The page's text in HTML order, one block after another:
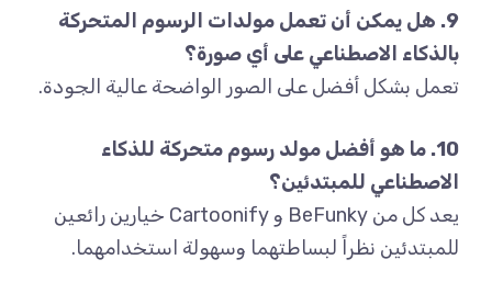
9. هل يمكن أن تعمل مولدات الرسوم المتحركة
بالذكاء الاصطناعي على أي صورة؟
تعمل بشكل أفضل على الصور الواضحة عالية الجودة.
10. ما هو أفضل مولد رسوم متحركة للذكاء
الاصطناعي للمبتدئين؟
يعد كل من BeFunky و Cartoonify خيارين رائعين
للمبتدئين نظراً لبساطتهما وسهولة استخدامهما.